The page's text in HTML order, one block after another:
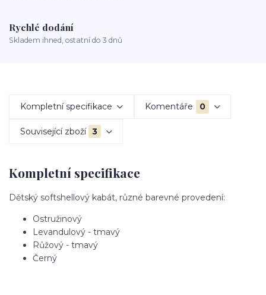
Rychlé dodání
Skladem ihned, ostatní do 3 dnů
Kompletní specifikace Komentáře 0
Související zboží 3
Kompletní specifikace
Dětský softshellový kabát, různé barevné provedení:
Ostružinový
Levandulový - tmavý
Růžový - tmavý
Černý